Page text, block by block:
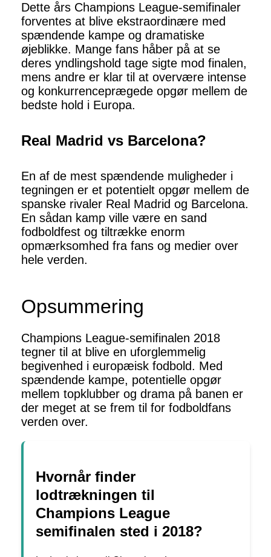
Dette års Champions League-semifinaler
forventes at blive ekstraordinære med
spændende kampe og dramatiske
øjeblikke. Mange fans håber på at se
deres yndlingshold tage sigte mod finalen,
mens andre er klar til at overvære intense
og konkurrenceprægede opgør mellem de
bedste hold i Europa.
Real Madrid vs Barcelona?
En af de mest spændende muligheder i
tegningen er et potentielt opgør mellem de
spanske rivaler Real Madrid og Barcelona.
En sådan kamp ville være en sand
fodboldfest og tiltrække enorm
opmærksomhed fra fans og medier over
hele verden.
Opsummering
Champions League-semifinalen 2018
tegner til at blive en uforglemmelig
begivenhed i europæisk fodbold. Med
spændende kampe, potentielle opgør
mellem topklubber og drama på banen er
der meget at se frem til for fodboldfans
verden over.
Hvornår finder
lodtrækningen til
Champions League
semifinalen sted i 2018?